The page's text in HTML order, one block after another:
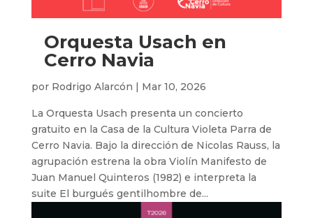
Orquesta Usach en
Cerro Navia
por Rodrigo Alarcón | Mar 10, 2026
La Orquesta Usach presenta un concierto
gratuito en la Casa de la Cultura Violeta Parra de
Cerro Navia. Bajo la dirección de Nicolas Rauss, la
agrupación estrena la obra Violín Manifesto de
Juan Manuel Quinteros (1982) e interpreta la
suite El burgués gentilhombre de...